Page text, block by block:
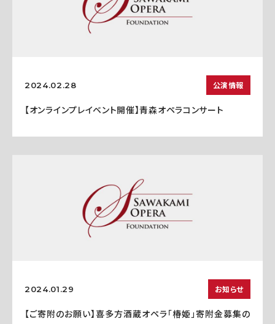
2024.02.28 公演情報
【オンラインプレイベント開催】青森オペラコンサート
2024.01.29 お知らせ
【ご寄附のお願い】喜多方酒蔵オペラ「椿姫」寄附金募集の